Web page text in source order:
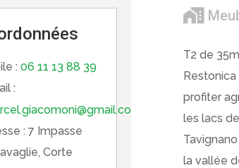
:06 11 13 88 39
:
:7 Impasse
Corte
T2 de
profiter
les lacs
la vallée